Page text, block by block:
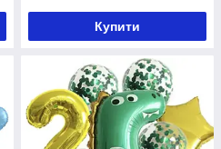
Купити